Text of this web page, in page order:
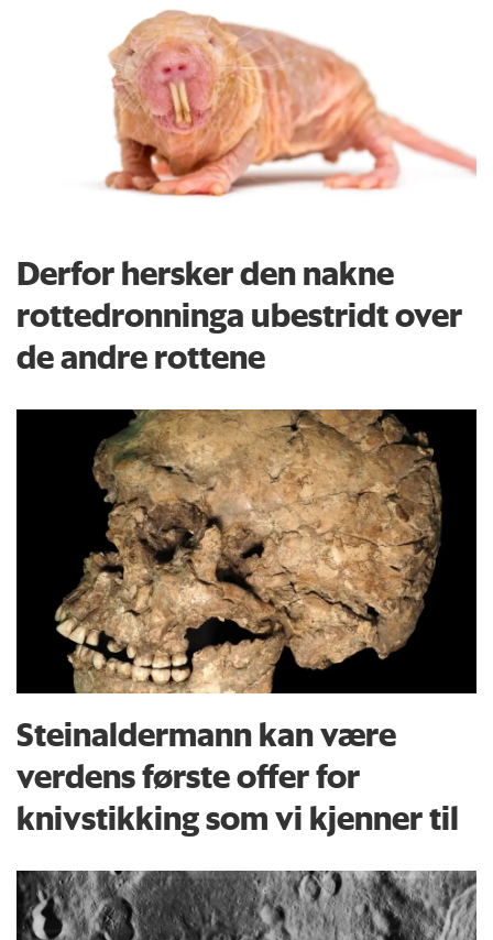
Derfor hersker den nakne
rottedronninga ubestridt over
de andre rottene
Steinaldermann kan være
verdens første offer for
knivstikking som vi kjenner til